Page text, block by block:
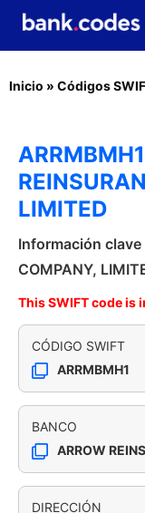
Inicio » Códigos
LIMITED
Información clave
COMPANY,
This SWIFT code is
CÓDIGO SWIFT
ARRMBMH1
BANCO
ARROW
DIRECCIÓN